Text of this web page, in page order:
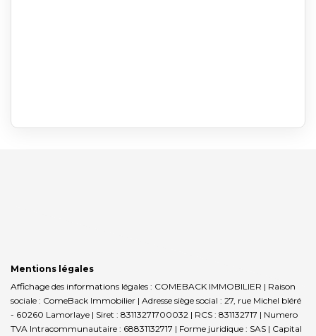
Mentions légales
Affichage des informations légales : COMEBACK IMMOBILIER | Raison
sociale : ComeBack Immobilier | Adresse siège social : 27, rue Michel bléré
- 60260 Lamorlaye | Siret : 83113271700032 | RCS : 831132717 | Numero
TVA Intracommunautaire : 68831132717 | Forme juridique : SAS | Capital